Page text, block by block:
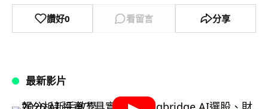
讚好0 看留言 分享
最新影片